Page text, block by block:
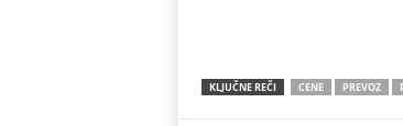
KLJUČNE REČI CENE PREVOZ